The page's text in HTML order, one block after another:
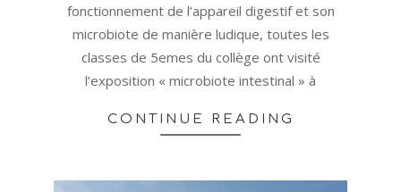
fonctionnement de l’appareil digestif et son
microbiote de manière ludique, toutes les
classes de 5emes du collège ont visité
l’exposition « microbiote intestinal » à
CONTINUE READING